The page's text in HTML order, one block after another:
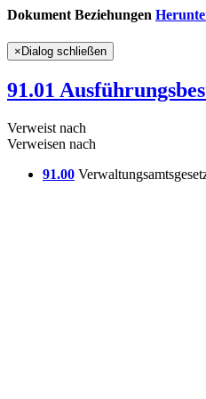
Dokument Beziehungen
× Dialog schließen
91.01
Verweist nach
Verweisen nach
91.00